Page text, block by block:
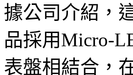
據公司介紹，
品採用Micro-
表盤相結合，